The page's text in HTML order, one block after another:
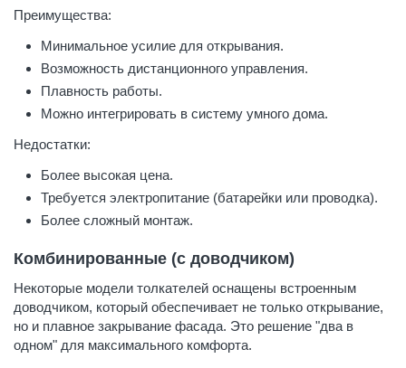
Преимущества:
Минимальное усилие для открывания.
Возможность дистанционного управления.
Плавность работы.
Можно интегрировать в систему умного дома.
Недостатки:
Более высокая цена.
Требуется электропитание (батарейки или проводка).
Более сложный монтаж.
Комбинированные (с доводчиком)
Некоторые модели толкателей оснащены встроенным
доводчиком, который обеспечивает не только открывание,
но и плавное закрывание фасада. Это решение "два в
одном" для максимального комфорта.